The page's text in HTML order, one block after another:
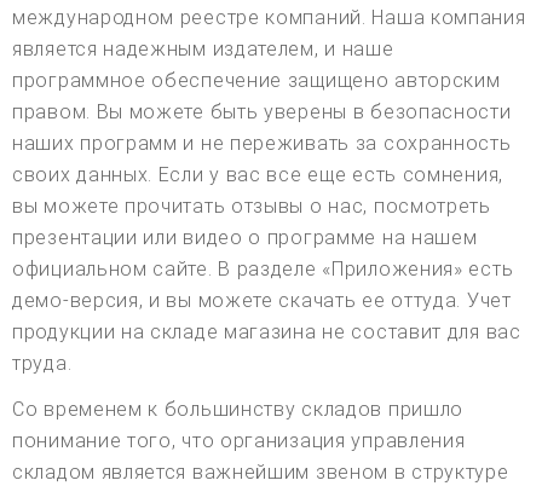
международном реестре компаний. Наша компания
является надежным издателем, и наше
программное обеспечение защищено авторским
правом. Вы можете быть уверены в безопасности
наших программ и не переживать за сохранность
своих данных. Если у вас все еще есть сомнения,
вы можете прочитать отзывы о нас, посмотреть
презентации или видео о программе на нашем
официальном сайте. В разделе «Приложения» есть
демо-версия, и вы можете скачать ее оттуда. Учет
продукции на складе магазина не составит для вас
труда.
Со временем к большинству складов пришло
понимание того, что организация управления
складом является важнейшим звеном в структуре